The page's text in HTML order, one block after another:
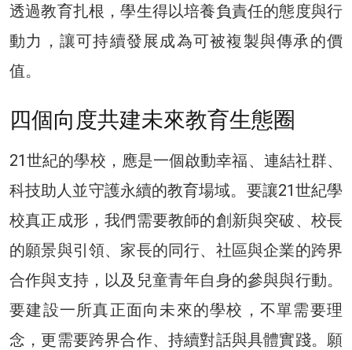
透過教育扎根，學生得以培養負責任的態度與行
動力，讓可持續發展成為可被複製與傳承的價
值。
四個向度共建未來教育生態圈
21世紀的學校，應是一個啟動幸福、連結社群、
科技助人並守護永續的教育場域。要讓21世紀學
校真正成形，我們需要教師的創新與突破、校長
的願景與引領、家長的同行、社區與企業的跨界
合作與支持，以及兒童青年自身的參與與行動。
要建設一所真正面向未來的學校，不單需要理
念，更需要跨界合作、持續對話與具體實踐。願